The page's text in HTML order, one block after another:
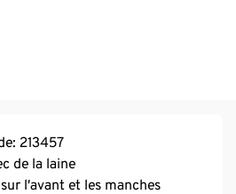
213457
de la laine
l’avant et les manches